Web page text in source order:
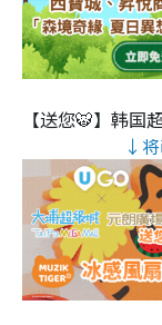
【送您🐯】韩国
↓将